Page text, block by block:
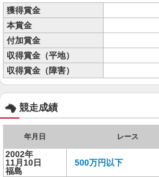
獲得賞金
本賞金
付加賞金
収得賞金（平地）
収得賞金（障害）
競走成績
年月日 レース
2002年
11月10日
福島
500万円以下